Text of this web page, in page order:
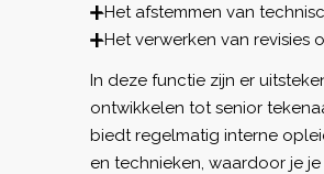
Het afstemmen van
Het verwerken van revisies
In deze functie zijn er
ontwikkelen tot senior
biedt regelmatig interne
en technieken, waardoor je